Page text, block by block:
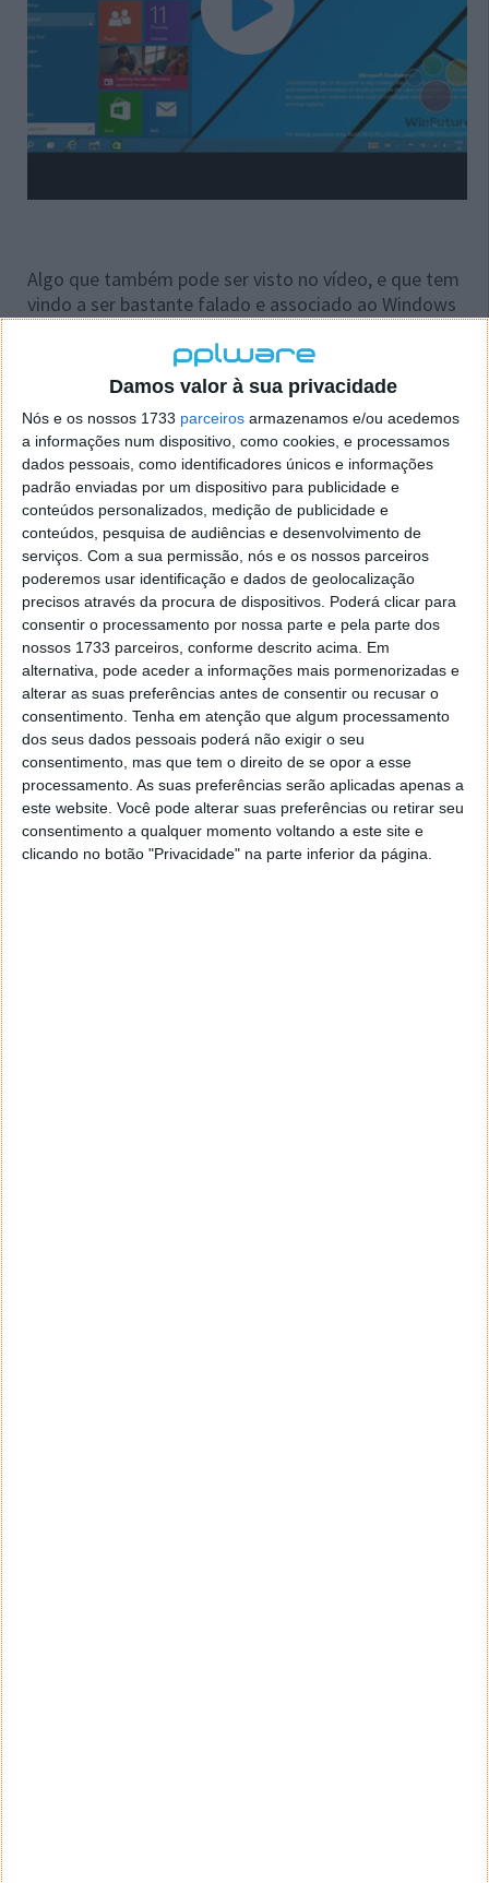
Damos valor à sua privacidade
Nós e os nossos 1733 parceiros armazenamos e/ou acedemos
a informações num dispositivo, como cookies, e processamos
dados pessoais, como identificadores únicos e informações
padrão enviadas por um dispositivo para publicidade e
conteúdos personalizados, medição de publicidade e
conteúdos, pesquisa de audiências e desenvolvimento de
serviços. Com a sua permissão, nós e os nossos parceiros
poderemos usar identificação e dados de geolocalização
precisos através da procura de dispositivos. Poderá clicar para
consentir o processamento por nossa parte e pela parte dos
nossos 1733 parceiros, conforme descrito acima. Em
alternativa, pode aceder a informações mais pormenorizadas e
alterar as suas preferências antes de consentir ou recusar o
consentimento. Tenha em atenção que algum processamento
dos seus dados pessoais poderá não exigir o seu
consentimento, mas que tem o direito de se opor a esse
processamento. As suas preferências serão aplicadas apenas a
este website. Você pode alterar suas preferências ou retirar seu
consentimento a qualquer momento voltando a este site e
clicando no botão "Privacidade" na parte inferior da página.
Algo que também pode ser visto no vídeo, e que tem
vindo a ser bastante falado e associado ao Windows
desenhadas para a Modern UI directamente no
Ambiente de Trabalho tradicional.
Esta é uma forma simples que a Microsoft encontrou
de tornar essas aplicações mais ajustadas ao que os
utilizadores pediam. Mantem-se a forma original
para estas aplicações, mas adiciona-se a
possibilidade de correr dentro do Ambiente de
Trabalho.
Estando a ser esperada já para muito breve (finais de
Setembrou ou principios de Outubro) uma versão de
testes, a mesma que está agora a ser mostrada nas
imagens e no vídeo, tudo aponta que o Windows 9
esteja no mercado logo no início do ano de 2015.
Esta versão de testes, à imagem do que se tornou
habitual na Microsoft permitirá descobrir bugs e
problemas, preparando assim a versão final.